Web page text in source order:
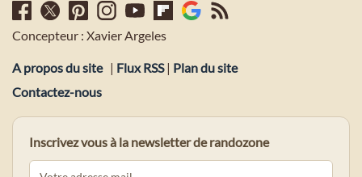
Concepteur : Xavier Argeles
A propos du site | Flux RSS| Plan du site
Contactez-nous
Inscrivez vous à la newsletter de randozone